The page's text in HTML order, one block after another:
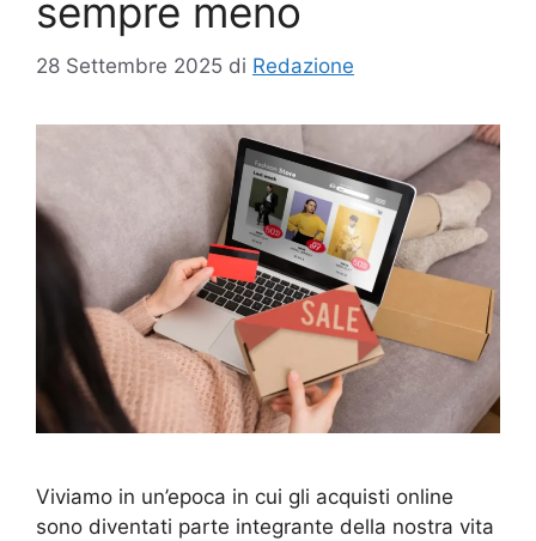
sempre meno
28 Settembre 2025 di Redazione
Viviamo in un’epoca in cui gli acquisti online
sono diventati parte integrante della nostra vita